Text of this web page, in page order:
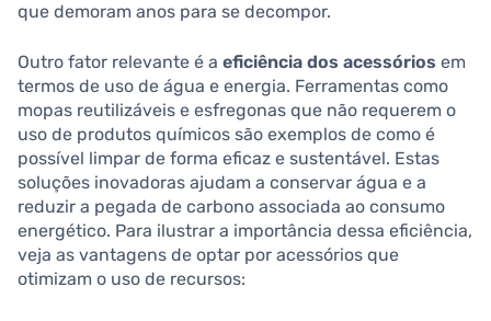
que demoram anos para se decompor.
Outro fator relevante é a eficiência dos acessórios em
termos de uso de água e energia. Ferramentas como
mopas reutilizáveis e esfregonas que não requerem o
uso de produtos químicos são exemplos de como é
possível limpar de forma eficaz e sustentável. Estas
soluções inovadoras ajudam a conservar água e a
reduzir a pegada de carbono associada ao consumo
energético. Para ilustrar a importância dessa eficiência,
veja as vantagens de optar por acessórios que
otimizam o uso de recursos: